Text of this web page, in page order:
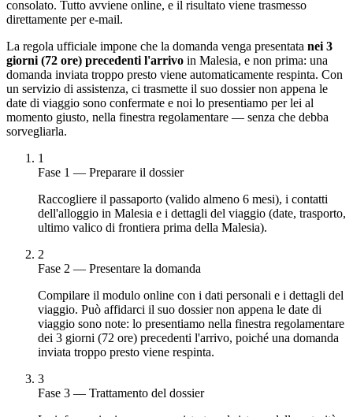
consolato. Tutto avviene online, e il risultato viene trasmesso
direttamente per e-mail.
La regola ufficiale impone che la domanda venga presentata nei 3
giorni (72 ore) precedenti l'arrivo in Malesia, e non prima: una
domanda inviata troppo presto viene automaticamente respinta. Con
un servizio di assistenza, ci trasmette il suo dossier non appena le
date di viaggio sono confermate e noi lo presentiamo per lei al
momento giusto, nella finestra regolamentare — senza che debba
sorvegliarla.
1
Fase 1 — Preparare il dossier
Raccogliere il passaporto (valido almeno 6 mesi), i contatti
dell'alloggio in Malesia e i dettagli del viaggio (date, trasporto,
ultimo valico di frontiera prima della Malesia).
2
Fase 2 — Presentare la domanda
Compilare il modulo online con i dati personali e i dettagli del
viaggio. Può affidarci il suo dossier non appena le date di
viaggio sono note: lo presentiamo nella finestra regolamentare
dei 3 giorni (72 ore) precedenti l'arrivo, poiché una domanda
inviata troppo presto viene respinta.
3
Fase 3 — Trattamento del dossier